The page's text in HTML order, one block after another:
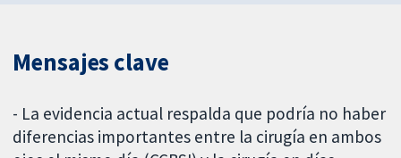
Mensajes clave
- La evidencia actual respalda que podría no haber
diferencias importantes entre la cirugía en ambos